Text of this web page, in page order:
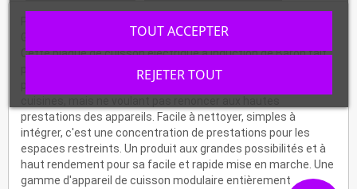
Cette plaque de cuisson électrique à induction de Baron fait
parti de la Gamme 650, qui a été étudiée pour les
professionnels ayant un problème de place dans leurs
prestations des appareils. Facile à nettoyer, simples à
intégrer, c'est une concentration de prestations pour les
espaces restreints. Un produit aux grandes possibilités et à
haut rendement pour sa facile et rapide mise en marche. Une
gamme d'appareil de cuisson modulaire entièrement
REJETER TOUT
TOUT ACCEPTER